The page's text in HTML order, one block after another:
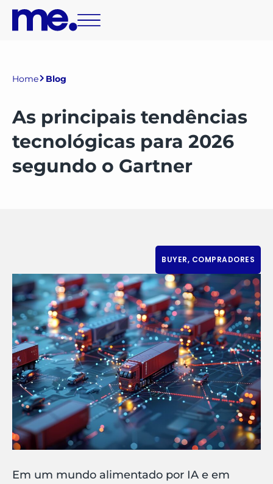
Home Blog
As principais tendências
tecnológicas para 2026
segundo o Gartner
BUYER, COMPRADORES
Em um mundo alimentado por IA e em